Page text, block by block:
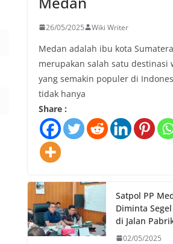
26/05/2025 Wiki Writer
Medan adalah ibu kota
merupakan salah satu destinasi
yang semakin populer di
tidak hanya
Share :
Satpol PP
Diminta
di Jalan
02/05/2025